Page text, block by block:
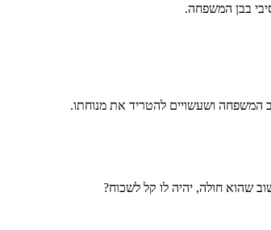
בבן המשפחה.
המשפחה ושעשויים להטריד את מנוחתו.
שהוא חולה, יהיה לו קל לשכוח?